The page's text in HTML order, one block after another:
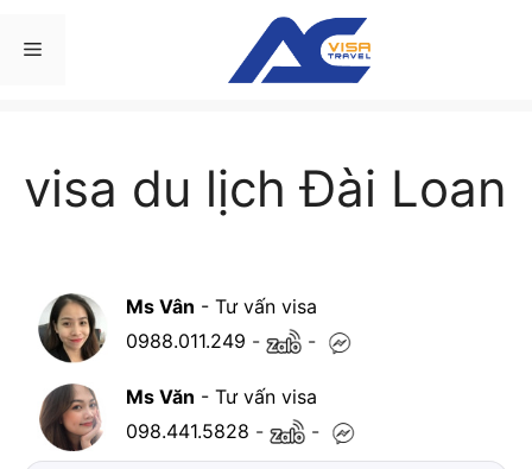
đến Menu
visa du lịch Đài Loan
Ms Vân - Tư vấn visa
0988.011.249 - -
Ms Văn - Tư vấn visa
098.441.5828 - -